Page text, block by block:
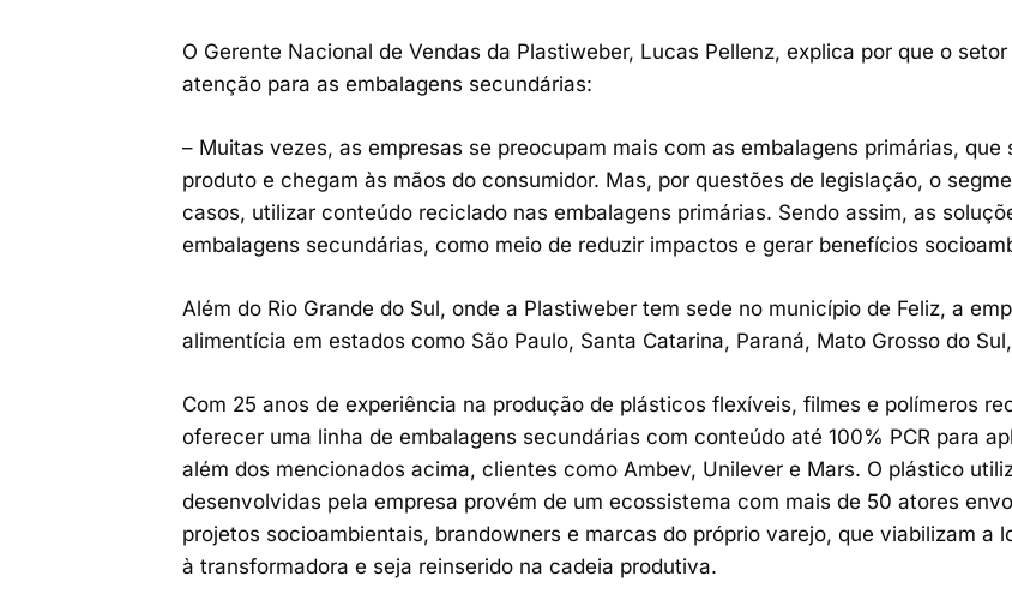
O Gerente Nacional de Vendas da Plastiweber, Lucas Pellenz, explica por que o
atenção para as embalagens secundárias:
– Muitas vezes, as empresas se preocupam mais com as embalagens primárias,
produto e chegam às mãos do consumidor. Mas, por questões de legislação, o
casos, utilizar conteúdo reciclado nas embalagens primárias. Sendo assim, as
embalagens secundárias, como meio de reduzir impactos e gerar benefícios
Além do Rio Grande do Sul, onde a Plastiweber tem sede no município de Feliz, a
alimentícia em estados como São Paulo, Santa Catarina, Paraná, Mato Grosso do
Com 25 anos de experiência na produção de plásticos flexíveis, filmes e polímeros
oferecer uma linha de embalagens secundárias com conteúdo até 100% PCR para
além dos mencionados acima, clientes como Ambev, Unilever e Mars. O plástico
desenvolvidas pela empresa provém de um ecossistema com mais de 50 atores
projetos socioambientais, brandowners e marcas do próprio varejo, que viabilizam a
à transformadora e seja reinserido na cadeia produtiva.